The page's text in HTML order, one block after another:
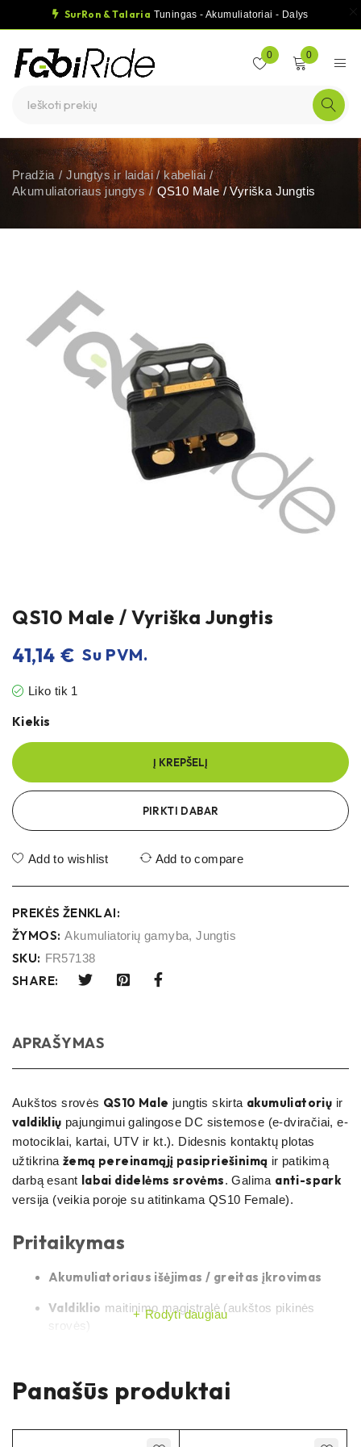
SurRon & Talaria Tuningas - Akumuliatoriai - Dalys
0 0
Pradžia / Jungtys ir laidai / kabeliai /
Akumuliatoriaus jungtys / QS10 Male / Vyriška Jungtis
QS10 Male / Vyriška Jungtis
41,14 € Su PVM.
Liko tik 1
Kiekis
Į KREPŠELĮ
PIRKTI DABAR
Add to wishlist Add to compare
PREKĖS ŽENKLAI:
ŽYMOS: Akumuliatorių gamyba,Jungtis
SKU: FR57138
SHARE:
APRAŠYMAS
Aukštos srovės QS10 Male jungtis skirta akumuliatorių ir
valdiklių pajungimui galingose DC sistemose (e-dviračiai, e-
motociklai, kartai, UTV ir kt.). Didesnis kontaktų plotas
užtikrinažemą pereinamąjį pasipriešinimą ir patikimą
darbą esant labai didelėms srovėms. Galima anti-spark
versija (veikia poroje su atitinkama QS10 Female).
Pritaikymas
Akumuliatoriaus išėjimas / greitas įkrovimas
Valdiklio maitinimo magistralė (aukštos pikinės
srovės)
Rodyti daugiau
Panašūs produktai